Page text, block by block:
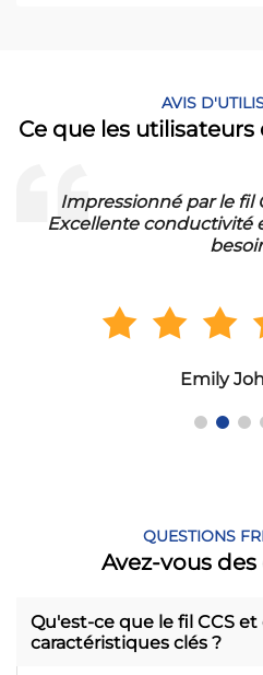
AVIS
Ce que les utilisateurs
Impressionné par le fil
Excellente conductivité
Emily
QUESTIONS
Avez-vous
Qu'est-ce que le fil CCS
caractéristiques clés ?